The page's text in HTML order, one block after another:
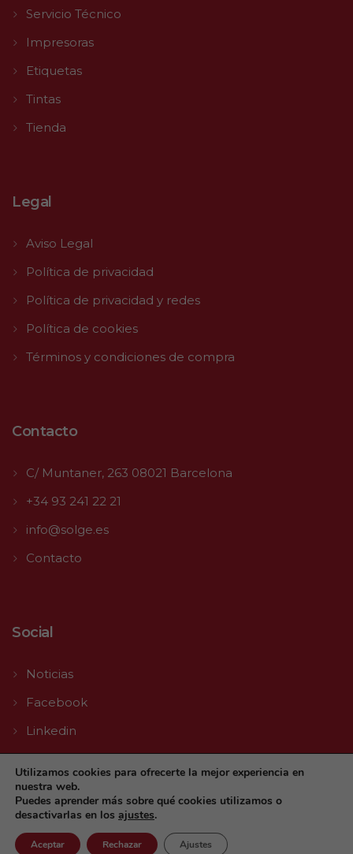
Servicio Técnico
Impresoras
Etiquetas
Tintas
Tienda
Legal
Aviso Legal
Política de privacidad
Política de privacidad y redes
Política de cookies
Términos y condiciones de compra
Contacto
C/ Muntaner, 263 08021 Barcelona
+34 93 241 22 21
info@solge.es
Contacto
Social
Noticias
Facebook
Linkedin
Youtube
© 2026 Solge | Made with byAgencia Digital TLL MEDIA
Utilizamos cookies para ofrecerte la mejor experiencia en
nuestra web.
Puedes aprender más sobre qué cookies utilizamos o
desactivarlas en los ajustes.
Aceptar Rechazar Ajustes